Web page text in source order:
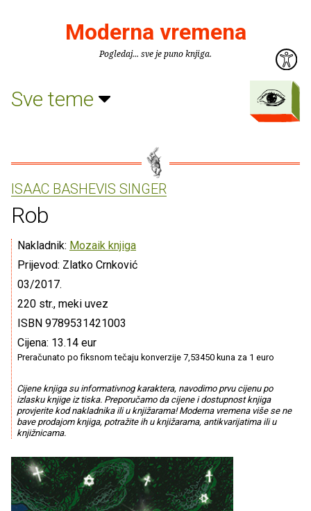
Moderna vremena
Pogledaj... sve je puno knjiga.
Sve teme
ISAAC BASHEVIS SINGER
Rob
Nakladnik: Mozaik knjiga
Prijevod: Zlatko Crnković
03/2017.
220 str., meki uvez
ISBN 9789531421003
Cijena: 13.14 eur
Preračunato po fiksnom tečaju konverzije 7,53450 kuna za 1 euro
Cijene knjiga su informativnog karaktera, navodimo prvu cijenu po
izlasku knjige iz tiska. Preporučamo da cijene i dostupnost knjiga
provjerite kod nakladnika ili u knjižarama! Moderna vremena više se ne
bave prodajom knjiga, potražite ih u knjižarama, antikvarijatima ili u
knjižnicama.